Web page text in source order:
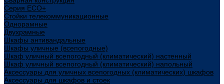
Серия ECO+
Стойки телекоммуникационные
Однорамные
Двухрамные
Шкафы антивандальные
Шкафы уличные (всепогодные)
Шкаф уличный всепогодный (климатический) настенный
Шкаф уличный всепогодный (климатический) напольный
Аксессуары для уличных всепогодных (климатических) шкафов
Аксессуары для шкафов и стоек